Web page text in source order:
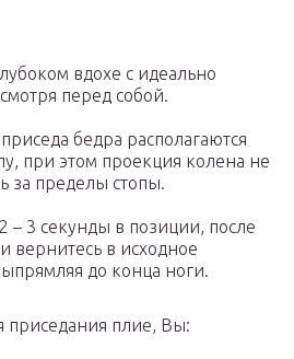
вдохе с идеально
перед собой.
бедра располагаются
при этом проекция колена не
за пределы стопы.
– 3 секунды в позиции, после
вернитесь в исходное
до конца ноги.
приседания плие, Вы: